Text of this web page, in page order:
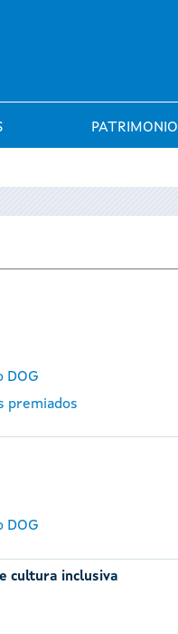
PATRIMONIO
DOG
premiados
DOG
cultura inclusiva